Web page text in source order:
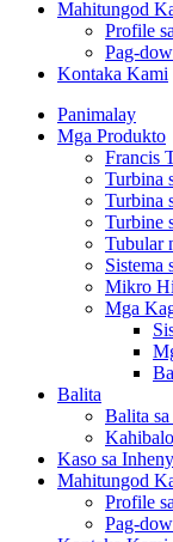
Mahitungod
Profile
Pag-
Kontaka Kami
Panimalay
Mga Produkto
Francis
Turbina
Turbina
Turbine
Tubular
Sistema
Mikro
Mga
Balita
Balita
Kaso sa
Mahitungod
Profile
Pag-